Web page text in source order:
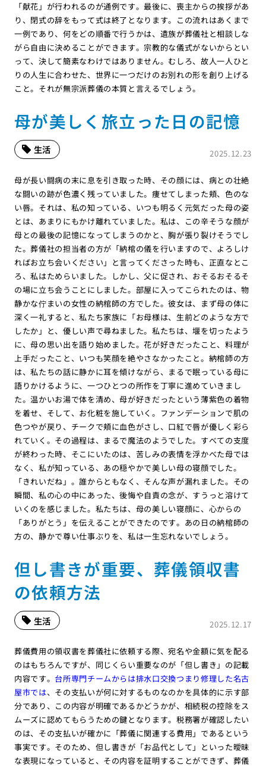
「献花」が行われるのが通例です。最後に、喪主からの挨拶があ
り、閉式の辞をもって式は終了となります。この流れはあくまで
一例であり、何をどの順番で行うかは、遺族が葬儀社と相談しな
がら自由に決めることができます。宗教的な儀式がないからとい
って、決して簡素なわけではありません。むしろ、故人一人ひと
りの人生に合わせた、世界に一つだけのお別れの形を創り上げる
こと。それが無宗派葬儀の本質と言えるでしょう。
母が美しく旅立った日の記憶
2025.12.23
生活
母が長い闘病の末に息を引き取った時、その顔には、病との壮絶
な闘いの跡が色濃く残っていました。痩せてしまった頬、色のな
い唇。それは、私の知っている、いつも明るく元気だった母の姿
とは、あまりにもかけ離れていました。私は、この辛そうな顔が
母との最後の記憶になってしまうのかと、胸が張り裂けそうでし
た。葬儀社の担当者の方が「納棺の儀を行いますので、よろしけ
ればお立ち会いください」と言ってくださった時も、正直なとこ
ろ、私はためらいました。しかし、父に促され、おそるおそるそ
の場に立ち会うことにしました。部屋に入ってこられたのは、物
静かな佇まいの女性の納棺師の方でした。彼女は、まず母の体に
深く一礼すると、私たち家族に「お母様は、生前どのような方で
したか」と、優しい声で尋ねました。私たちは、堰を切ったよう
に、母の思い出を語り始めました。花が好きだったこと、料理が
上手だったこと、いつも笑顔を絶やさなかったこと。納棺師の方
は、私たちの話に静かに耳を傾けながら、まるで眠っている母に
語りかけるように、一つひとつの所作を丁寧に進めていきまし
た。温かいお湯で体を清め、母が好きだったという薄紫色の着物
を着せ、そして、お化粧を施していく。ファンデーションで肌の
色つやが戻り、チークで頬に血色がさし、口紅で唇が優しく彩ら
れていく。その過程は、まるで魔法のようでした。すべての支度
が終わった時、そこにいたのは、苦しみの表情を浮かべた母では
なく、私が知っている、あの穏やかで美しい母の寝顔でした。
「きれいだね」。誰からともなく、そんな声が漏れました。その
瞬間、私の心の中にあった、後悔や自責の念が、すうっと溶けて
いくのを感じました。私たちは、母の美しい寝顔に、心からの
「ありがとう」を伝えることができたのです。あの日の納棺師の
方の、静かで尊い仕事ぶりを、私は一生忘れないでしょう。
但し書きが重要、葬儀領収書
の依頼方法
2025.12.17
生活
葬儀費用の領収書を葬儀社に依頼する際、宛名や金額に気を配る
のはもちろんですが、同じくらい重要なのが「但し書き」の記載
内容です。台所専門チームからは排水口交換つまり修理した名古
屋市では、その支払いが何に対するものなのかを具体的に示す部
分であり、この内容が明確であるかどうかが、相続税の控除をス
ムーズに認めてもらうための鍵となります。税務署が確認したい
のは、その支払いが確かに「葬儀に関連する費用」であるという
事実です。そのため、但し書きが「お品代として」といった曖昧
な表現になっていると、その内容を証明することができず、葬儀